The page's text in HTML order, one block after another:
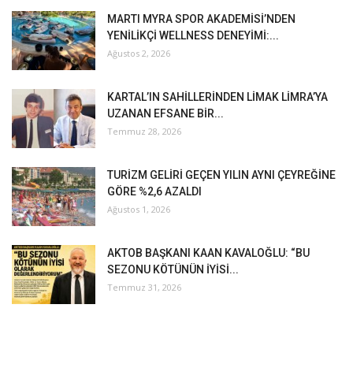
MARTI MYRA SPOR AKADEMİSİ’NDEN
YENİLİKÇİ WELLNESS DENEYİMİ:...
Ağustos 2, 2026
KARTAL’IN SAHİLLERİNDEN LİMAK LİMRA’YA
UZANAN EFSANE BİR...
Temmuz 28, 2026
TURİZM GELİRİ GEÇEN YILIN AYNI ÇEYREĞİNE
GÖRE %2,6 AZALDI
Ağustos 1, 2026
AKTOB BAŞKANI KAAN KAVALOĞLU: “BU
SEZONU KÖTÜNÜN İYİSİ...
Temmuz 31, 2026